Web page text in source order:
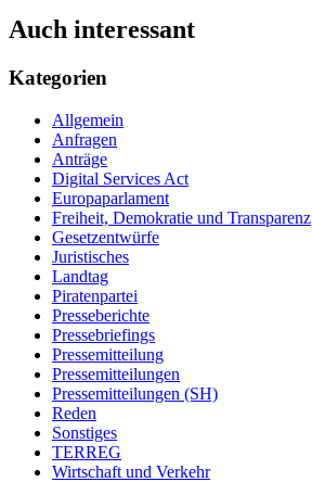
Auch interessant
Kategorien
Allgemein
Anfragen
Anträge
Digital Services Act
Europaparlament
Freiheit, Demokratie und Transparenz
Gesetzentwürfe
Juristisches
Landtag
Piratenpartei
Presseberichte
Pressebriefings
Pressemitteilung
Pressemitteilungen
Pressemitteilungen (SH)
Reden
Sonstiges
TERREG
Wirtschaft und Verkehr